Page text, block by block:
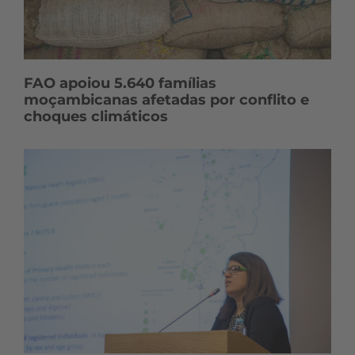
FAO apoiou 5.640 famílias
moçambicanas afetadas por conflito e
choques climáticos